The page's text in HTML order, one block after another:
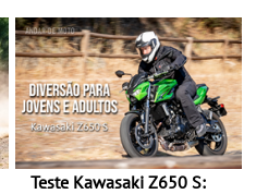
Teste Kawasaki Z650 S: